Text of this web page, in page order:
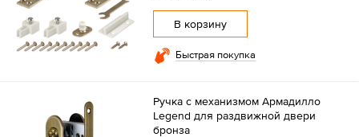
В корзину
Быстрая покупка
Ручка с механизмом Армадилло
Legend для раздвижной двери
бронза